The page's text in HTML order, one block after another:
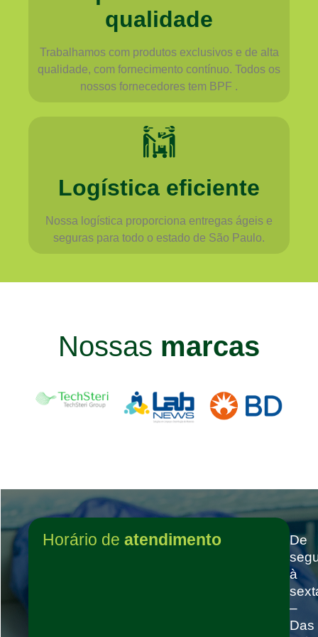
qualidade
Trabalhamos com produtos exclusivos e de alta
qualidade, com fornecimento contínuo. Todos os
nossos fornecedores tem BPF .
Logística eficiente
Nossa logística proporciona entregas ágeis e
seguras para todo o estado de São Paulo.
Nossas marcas
Horário de atendimento
De
à
–
Das